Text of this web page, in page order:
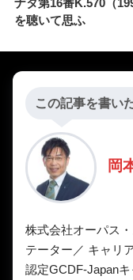
を聴いて思ふ
この記事を書い
岡
株式会社オーパス
テーター／ キャリ
認定GCDF-Japan